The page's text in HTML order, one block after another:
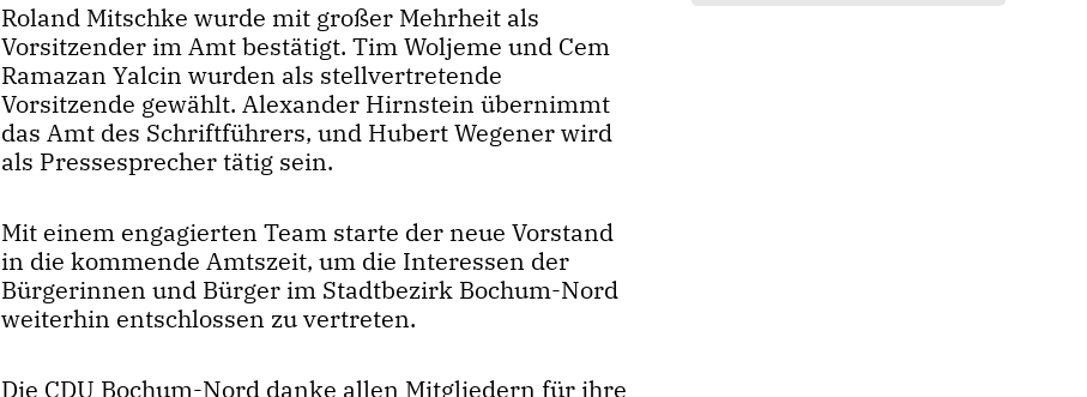
Roland Mitschke wurde mit großer Mehrheit als
Vorsitzender im Amt bestätigt. Tim Woljeme und Cem
Ramazan Yalcin wurden als stellvertretende
Vorsitzende gewählt. Alexander Hirnstein übernimmt
das Amt des Schriftführers, und Hubert Wegener wird
als Pressesprecher tätig sein.
Mit einem engagierten Team starte der neue Vorstand
in die kommende Amtszeit, um die Interessen der
Bürgerinnen und Bürger im Stadtbezirk Bochum-Nord
weiterhin entschlossen zu vertreten.
Die CDU Bochum-Nord danke allen Mitgliedern für ihre